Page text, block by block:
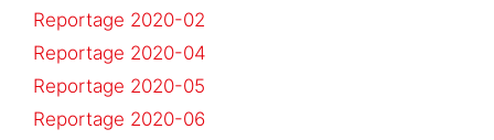
Reportage 2020-02
Reportage 2020-04
Reportage 2020-05
Reportage 2020-06